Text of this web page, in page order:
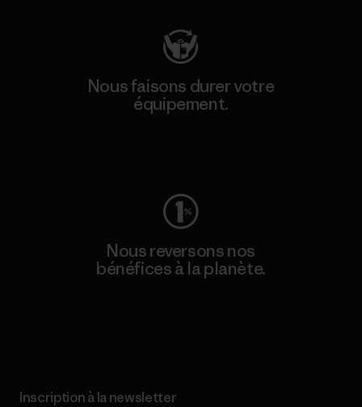
Nous faisons durer votre
équipement.
Nous reversons nos
bénéfices à la planète.
Inscription à la newsletter